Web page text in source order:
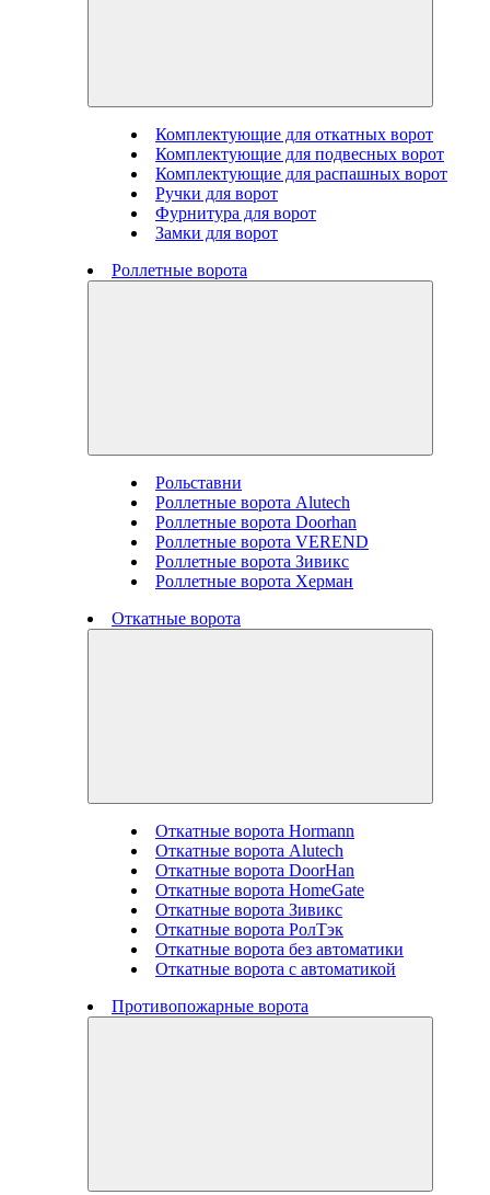
Комплектующие для откатных ворот
Комплектующие для подвесных ворот
Комплектующие для распашных ворот
Ручки для ворот
Фурнитура для ворот
Замки для ворот
Роллетные ворота
Рольставни
Роллетные ворота Alutech
Роллетные ворота Doorhan
Роллетные ворота VEREND
Роллетные ворота Зивикс
Роллетные ворота Херман
Откатные ворота
Откатные ворота Hormann
Откатные ворота Alutech
Откатные ворота DoorHan
Откатные ворота HomeGate
Откатные ворота Зивикс
Откатные ворота РолТэк
Откатные ворота без автоматики
Откатные ворота с автоматикой
Противопожарные ворота